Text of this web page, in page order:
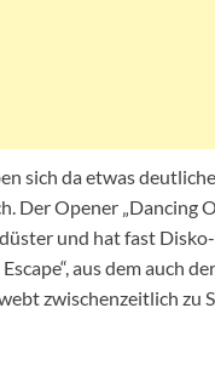
sich da etwas
Der Opener „Dancing
und hat fast
aus dem auch
zwischenzeitlich zu